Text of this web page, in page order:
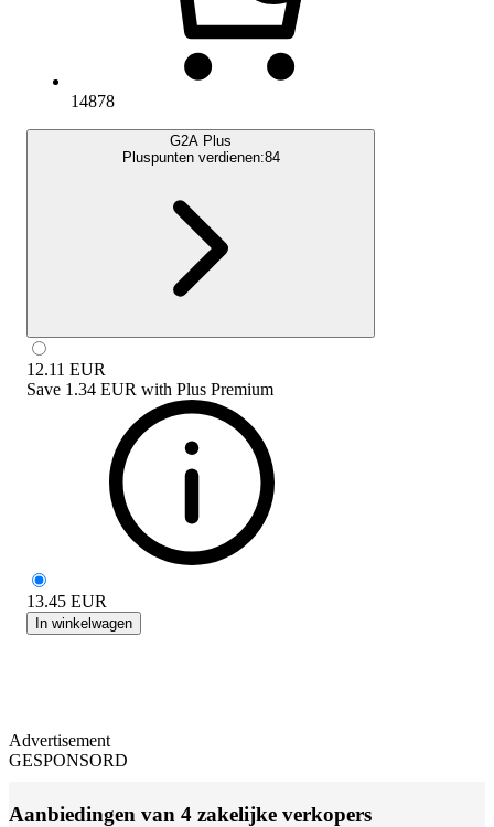
14878
G2A Plus
Pluspunten verdienen:84
12.11 EUR
Save 1.34 EUR with Plus Premium
13.45 EUR
In winkelwagen
Advertisement
GESPONSORD
Aanbiedingen van 4 zakelijke verkopers